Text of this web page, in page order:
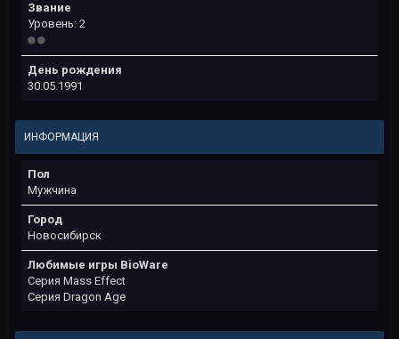
Звание
Уровень: 2
День рождения
30.05.1991
ИНФОРМАЦИЯ
Пол
Мужчина
Город
Новосибирск
Любимые игры BioWare
Серия Mass Effect
Серия Dragon Age